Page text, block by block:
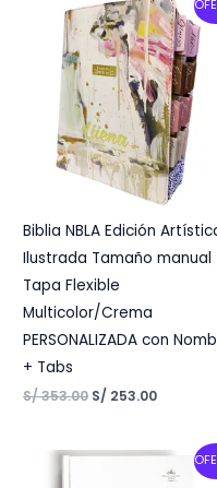
Biblia NBLA Edición
Ilustrada Tamaño manual
Tapa Flexible
Multicolor/Crema
PERSONALIZADA con
+ Tabs
S/353.00
price
was:
S/ 353.00.
S/ 253.00
price
is:
S/ 253.00.
Original Current
price